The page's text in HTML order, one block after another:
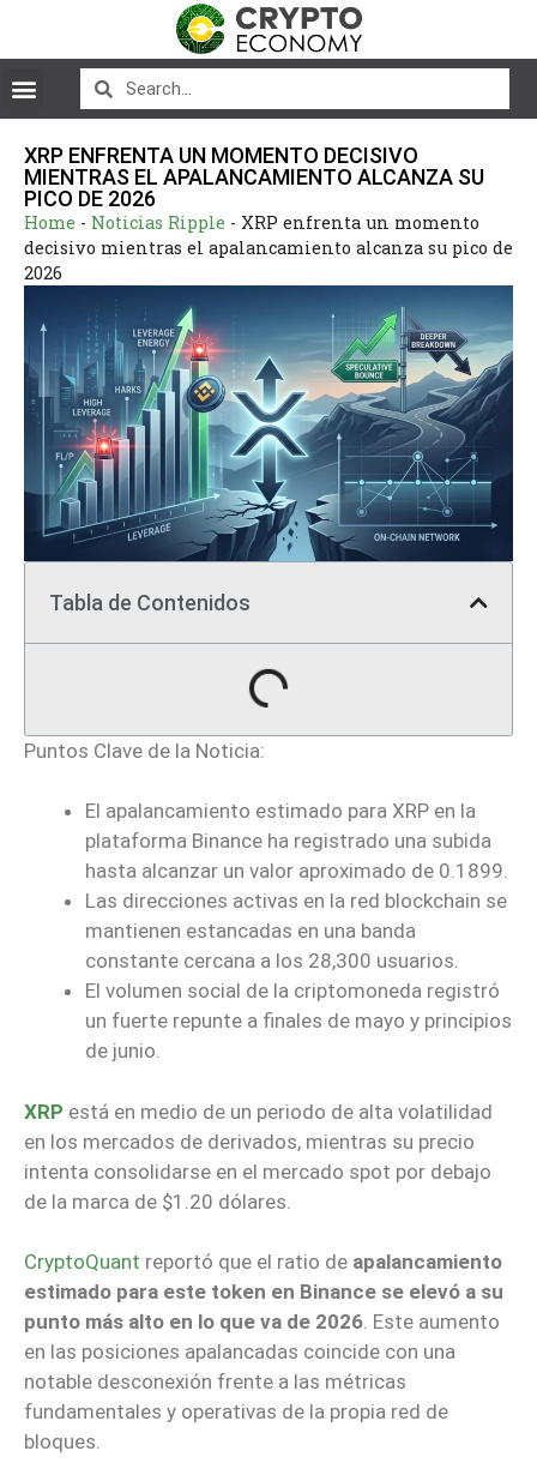
XRP ENFRENTA UN MOMENTO DECISIVO
MIENTRAS EL APALANCAMIENTO ALCANZA SU
PICO DE 2026
Home - Noticias Ripple - XRP enfrenta un momento
decisivo mientras el apalancamiento alcanza su pico de
2026
Tabla de Contenidos
Puntos Clave de la Noticia:
El apalancamiento estimado para XRP en la
plataforma Binance ha registrado una subida
hasta alcanzar un valor aproximado de 0.1899.
Las direcciones activas en la red blockchain se
mantienen estancadas en una banda
constante cercana a los 28,300 usuarios.
El volumen social de la criptomoneda registró
un fuerte repunte a finales de mayo y principios
de junio.
XRP está en medio de un periodo de alta volatilidad
en los mercados de derivados, mientras su precio
intenta consolidarse en el mercado spot por debajo
de la marca de $1.20 dólares.
CryptoQuant reportó que el ratio de apalancamiento
estimado para este token en Binance se elevó a su
punto más alto en lo que va de 2026. Este aumento
en las posiciones apalancadas coincide con una
notable desconexión frente a las métricas
fundamentales y operativas de la propia red de
bloques.